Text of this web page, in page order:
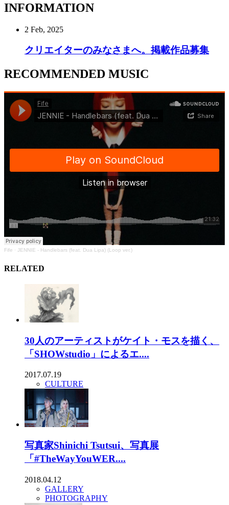
INFORMATION
2 Feb, 2025
クリエイターのみなさまへ。掲載作品募集
RECOMMENDED MUSIC
Fife · JENNIE - Handlebars (feat. Dua Lipa) (Loop ver.)
RELATED
30人のアーティストがケイト・モスを描く、
「SHOWstudio」によるエ....
2017.07.19
CULTURE
写真家Shinichi Tsutsui、写真展
「#TheWayYouWER....
2018.04.12
GALLERY
PHOTOGRAPHY